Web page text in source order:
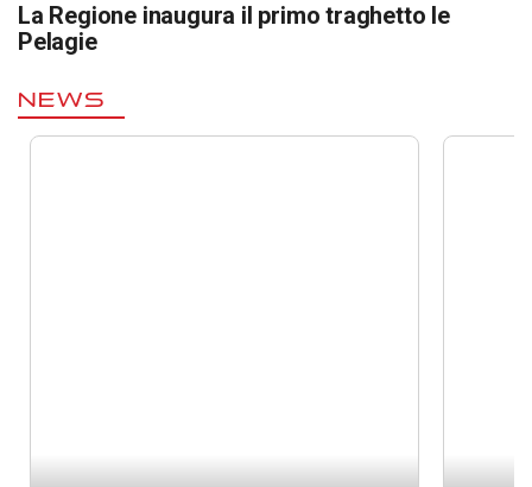
La Regione inaugura il primo traghetto le
Pelagie
NEWS